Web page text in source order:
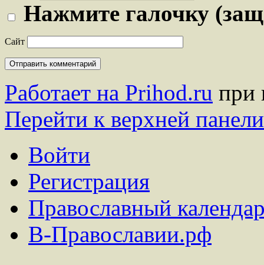
Нажмите галочку
Сайт
Работает на Prihod.ru при
Перейти к верхней панели
Войти
Регистрация
Православный
В-Православии.рф